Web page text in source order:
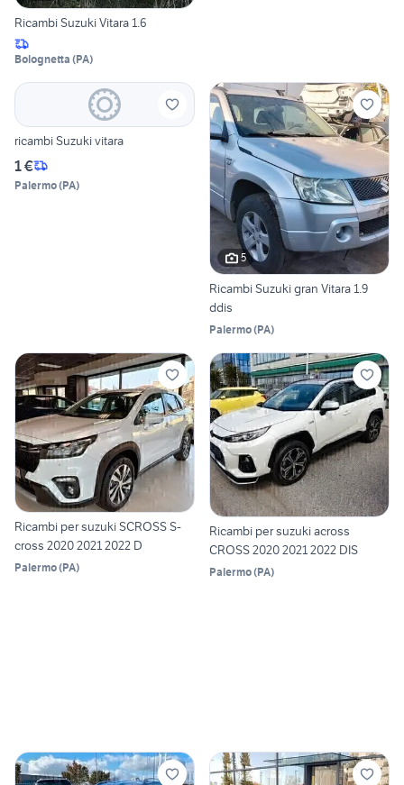
Ricambi Suzuki Vitara 1.6
Bolognetta (PA)
ricambi Suzuki vitara
1 €
Palermo(PA)
5
Ricambi Suzuki gran Vitara 1.9
ddis
Palermo(PA)
Ricambi per suzuki SCROSS S-
cross 2020 2021 2022 D
Palermo(PA)
Ricambi per suzuki across
CROSS 2020 2021 2022 DIS
Palermo(PA)